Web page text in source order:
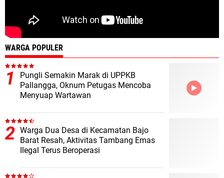
WARGA POPULER
Pungli Semakin Marak di UPPKB
Pallangga, Oknum Petugas Mencoba
Menyuap Wartawan
Warga Dua Desa di Kecamatan Bajo
Barat Resah, Aktivitas Tambang Emas
Ilegal Terus Beroperasi